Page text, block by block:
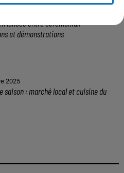
lancée entre cérémonial,
et démonstrations
2025
saison : marché local et cuisine du